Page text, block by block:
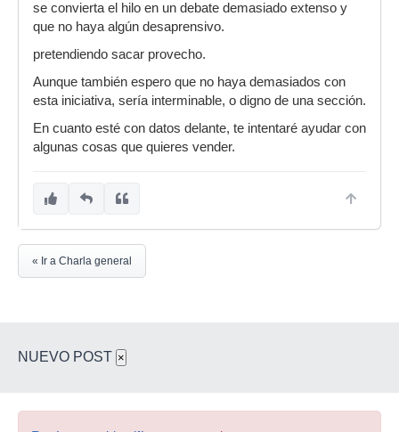
se convierta el hilo en un debate demasiado extenso y
que no haya algún desaprensivo.
pretendiendo sacar provecho.
Aunque también espero que no haya demasiados con
esta iniciativa, sería interminable, o digno de una sección.
En cuanto esté con datos delante, te intentaré ayudar con
algunas cosas que quieres vender.
« Ir a Charla general
NUEVO POST ×